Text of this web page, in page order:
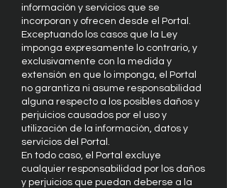
información y servicios que se
incorporan y ofrecen desde el Portal.
Exceptuando los casos que la Ley
imponga expresamente lo contrario, y
exclusivamente con la medida y
extensión en que lo imponga, el Portal
no garantiza ni asume responsabilidad
alguna respecto a los posibles daños y
perjuicios causados por el uso y
utilización de la información, datos y
servicios del Portal.
En todo caso, el Portal excluye
cualquier responsabilidad por los daños
y perjuicios que puedan deberse a la